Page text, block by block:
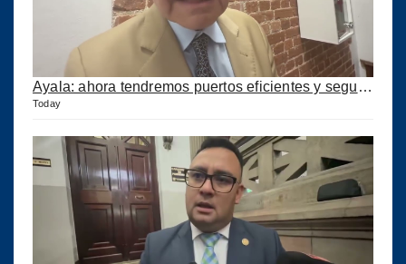
Ayala: ahora tendremos puertos eficientes y seguros con esta ley aprobada
Today